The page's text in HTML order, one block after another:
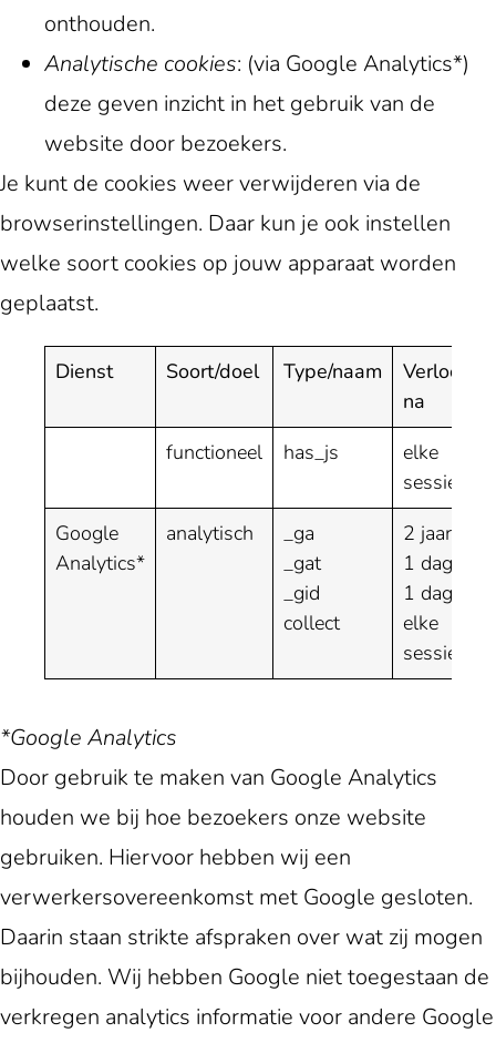
onthouden.
Analytische cookies: (via Google Analytics*)
deze geven inzicht in het gebruik van de
website door bezoekers.
Je kunt de cookies weer verwijderen via de
browserinstellingen. Daar kun je ook instellen
welke soort cookies op jouw apparaat worden
geplaatst.
Dienst Soort/doel Type/naam
Verloopt
na
functioneel
has_js
elke
sessie
Google
Analytics*
analytisch
_ga
_gat
_gid
collect
2 jaar
1 dag
1 dag
elke
sessie
*Google Analytics
Door gebruik te maken van Google Analytics
houden we bij hoe bezoekers onze website
gebruiken. Hiervoor hebben wij een
verwerkersovereenkomst met Google gesloten.
Daarin staan strikte afspraken over wat zij mogen
bijhouden. Wij hebben Google niet toegestaan de
verkregen analytics informatie voor andere Google